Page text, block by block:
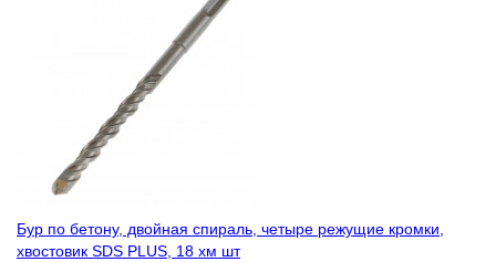
Бур по бетону, двойная спираль, четыре режущие кромки,
хвостовик SDS PLUS, 18 хм шт